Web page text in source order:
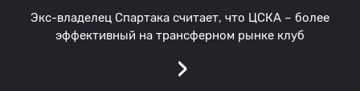
Экс-владелец Спартака считает, что ЦСКА – более
эффективный на трансферном рынке клуб
›